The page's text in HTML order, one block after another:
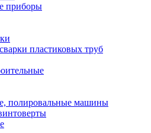
приборы
пластиковых труб
полировальные машины